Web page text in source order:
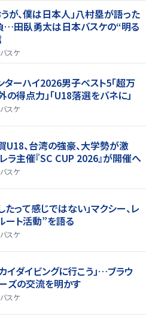
が、僕は日本人」八村塁が語った
…田臥勇太は日本バスケの“明る
バスケ
ターハイ2026男子ベスト5「超万
の得点力」「U18落選をバネに」
バスケ
、台湾の強豪、大学勢が激
ラ主催『SC CUP 2026』が開催へ
バスケ
たって感じではない」マクシー、レ
ート活動”を語る
バスケ
イダイビングに行こう」…ブラウ
ズの交流を明かす
バスケ